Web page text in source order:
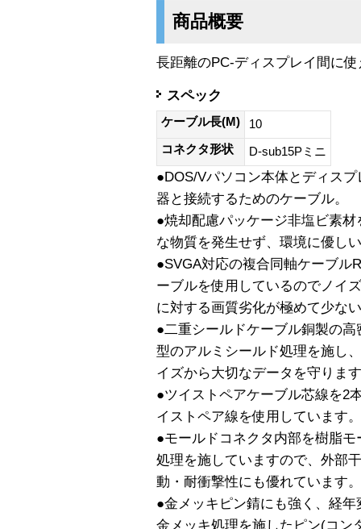
商品概要
長距離のPC-ディスプレイ間に
スペック
ケーブル長(M)
10
コネクタ形状
D-sub15Pミニ
●DOS/Vパソコン本体とディス
器と接続するためのケーブル。
●焼却配慮パッケージ非塩ビ素
な物質を発生せず、環境に優し
●SVGA対応の複合同軸ケーブル
ーブルを使用しているのでノイ
に対する画質劣化が極めて少な
●二重シールドケーブル銅製の
型のアルミシールド処理を施し
イズから大切なデータを守りま
●ツイストペアケーブル芯線を2
イストペア線を使用しています。
●モールドコネクタ内部を樹脂
処理を施していますので、外部
動・耐衝撃性にも優れています。
●金メッキピン錆にも強く、経
金メッキ処理を施したピン(コン